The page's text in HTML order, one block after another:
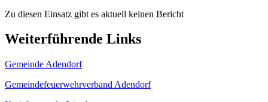
Zu diesen Einsatz gibt es aktuell keinen Bericht
Weiterführende Links
Gemeinde Adendorf
Gemeindefeuerwehrverband Adendorf